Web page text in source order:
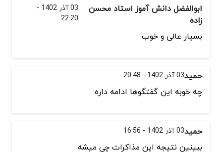
ابوالفضل دانش آموز استاد محسن
زاده
03 آذر 1402 -
22:20
بسیار عالی و خوب
حمید03 آذر 1402 - 20:48
چه خوبه این گفتگوها ادامه داره
حمید03 آذر 1402 - 16:56
ببینین نتیجه این مذاکرات چی میشه